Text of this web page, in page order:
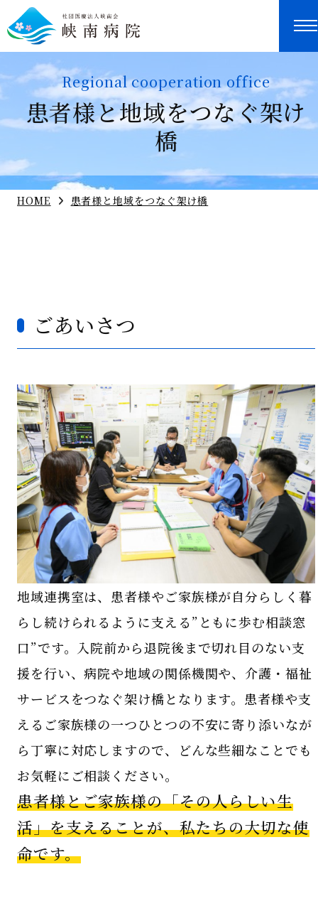
患者様と地域をつなぐ架け
橋
Regional cooperation office
HOME 患者様と地域をつなぐ架け橋
ごあいさつ
地域連携室は、患者様やご家族様が自分らしく暮
らし続けられるように支える”ともに歩む相談窓
口”です。入院前から退院後まで切れ目のない支
援を行い、病院や地域の関係機関や、介護・福祉
サービスをつなぐ架け橋となります。患者様や支
えるご家族様の一つひとつの不安に寄り添いなが
ら丁寧に対応しますので、どんな些細なことでも
お気軽にご相談ください。
患者様とご家族様の「その人らしい生
活」を支えることが、私たちの大切な使
命です。